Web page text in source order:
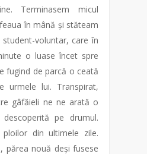
Terminasem micul
în mână și stăteam
voluntar, care în
o luase încet spre
fugind de parcă o ceată
urmele lui. Transpirat,
gâfăieli ne ne arată o
pe drumul.
din ultimele zile.
părea nouă deși fusese